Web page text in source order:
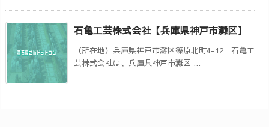
石亀工芸株式会社【兵庫県神戸市灘区】
（所在地）兵庫県神戸市灘区篠原北町4-12 石亀工
芸株式会社は、兵庫県神戸市灘区 ...